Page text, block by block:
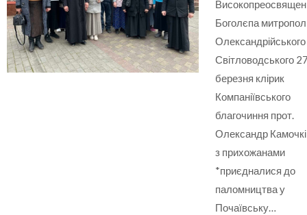
Боголєпа
Олександрійського
Світловодського
березня клірик
Компаніївського
благочиння прот.
Олександр
з прихожанами
*приєдналися до
паломництва у
Почаївську…